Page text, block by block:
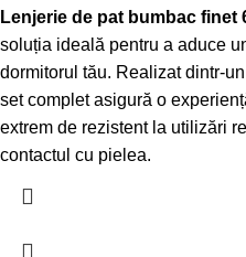
Lenjerie de pat bumbac finet
soluția ideală pentru a aduce
dormitorul tău. Realizat dintr-
set complet asigură o
extrem de rezistent la utilizări
contactul cu pielea.